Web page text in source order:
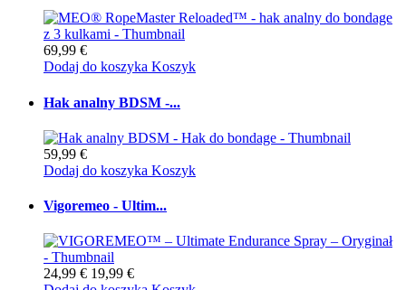
69,99 €
Dodaj do koszyka Koszyk
Hak analny BDSM -...
59,99 €
Dodaj do koszyka Koszyk
Vigoremeo - Ultim...
24,99 € 19,99 €